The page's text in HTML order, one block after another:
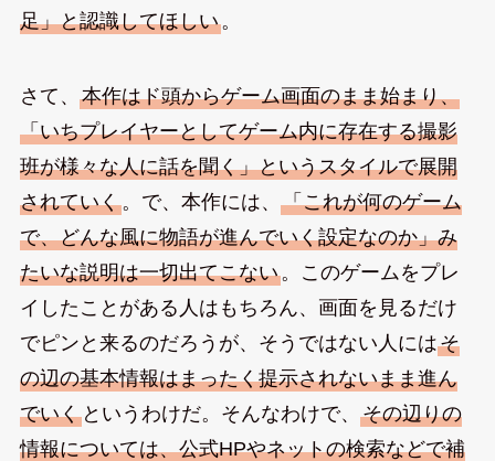
足」と認識してほしい。
さて、 本作はド頭からゲーム画面のまま始まり、
「いちプレイヤーとしてゲーム内に存在する撮影
班が様々な人に話を聞く」というスタイルで展開
されていく。で、本作には、 「これが何のゲーム
で、どんな風に物語が進んでいく設定なのか」み
たいな説明は一切出てこない。このゲームをプレ
イしたことがある人はもちろん、画面を見るだけ
でピンと来るのだろうが、そうではない人にはそ
の辺の基本情報はまったく提示されないまま進ん
でいくというわけだ。そんなわけで、 その辺りの
情報については、公式HPやネットの検索などで補